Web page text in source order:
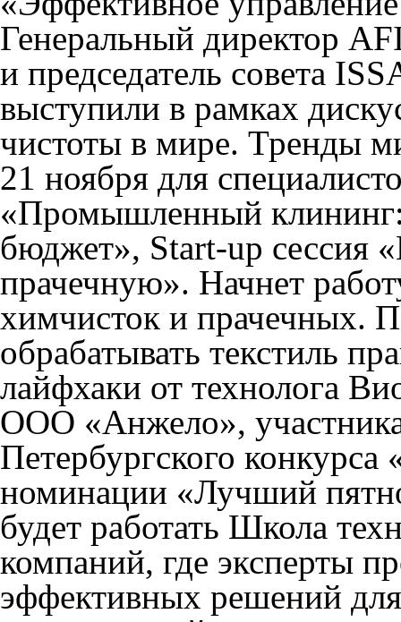
Генеральный директор
и председатель совета
выступили в рамках
чистоты в мире. Тренды
21 ноября для
«Промышленный клининг:
бюджет», Start-up сессия
прачечную». Начнет
химчисток и прачечных.
обрабатывать текстиль
лайфхаки от технолога
ООО «Анжело», участника
Петербургского
номинации «Лучший
будет работать Школа
компаний, где эксперты
эффективных решений